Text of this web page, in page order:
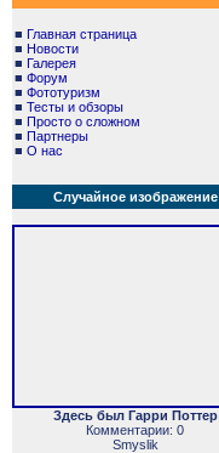
■ Главная страница
■ Новости
■ Галерея
■ Форум
■ Фототуризм
■ Тесты и обзоры
■ Просто о сложном
■ Партнеры
■ О нас
Случайное изображение
Здесь был Гарри Поттер
Комментарии: 0
Smyslik